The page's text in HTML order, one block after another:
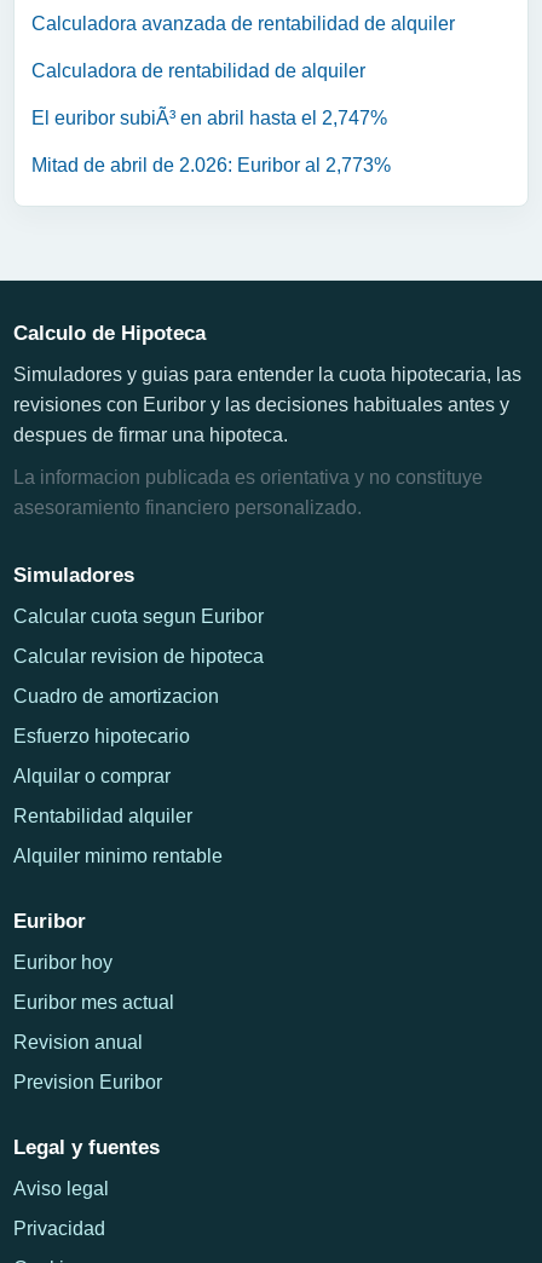
Calculadora avanzada de rentabilidad de alquiler
Calculadora de rentabilidad de alquiler
El euribor subiÃ³ en abril hasta el 2,747%
Mitad de abril de 2.026: Euribor al 2,773%
Calculo de Hipoteca
Simuladores y guias para entender la cuota hipotecaria, las
revisiones con Euribor y las decisiones habituales antes y
despues de firmar una hipoteca.
La informacion publicada es orientativa y no constituye
asesoramiento financiero personalizado.
Simuladores
Calcular cuota segun Euribor
Calcular revision de hipoteca
Cuadro de amortizacion
Esfuerzo hipotecario
Alquilar o comprar
Rentabilidad alquiler
Alquiler minimo rentable
Euribor
Euribor hoy
Euribor mes actual
Revision anual
Prevision Euribor
Legal y fuentes
Aviso legal
Privacidad